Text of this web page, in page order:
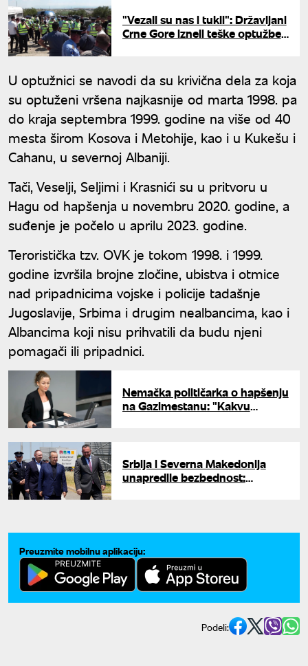
"Vezali su nas i tukli": Državljani
Crne Gore izneli teške optužbe
U optužnici se navodi da su krivična dela za koja
su optuženi vršena najkasnije od marta 1998. pa
do kraja septembra 1999. godine na više od 40
mesta širom Kosova i Metohije, kao i u Kukešu i
Cahanu, u severnoj Albaniji.
Tači, Veselji, Seljimi i Krasnići su u pritvoru u
Hagu od hapšenja u novembru 2020. godine, a
suđenje je počelo u aprilu 2023. godine.
Teroristička tzv. OVK je tokom 1998. i 1999.
godine izvršila brojne zločine, ubistva i otmice
nad pripadnicima vojske i policije tadašnje
Jugoslavije, Srbima i drugim nealbancima, kao i
Albancima koji nisu prihvatili da budu njeni
pomagači ili pripadnici.
Nemačka političarka o hapšenju
na Gazimestanu: "Kakvu
Srbija i Severna Makedonija
unapredile bezbednost:
Preuzmite mobilnu aplikaciju:
Podeli: